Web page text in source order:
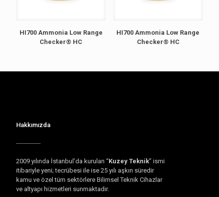
HI700 Ammonia Low Range
Checker® HC
HI700 Ammonia Low Range
Checker® HC
Hakkımızda
2009 yılında İstanbul’da kurulan “Kuzey Teknik” ismi
itibariyle yeni; tecrübesi ile ise 25 yılı aşkın süredir
kamu ve özel tüm sektörlere Bilimsel Teknik Cihazlar
ve altyapı hizmetleri sunmaktadır.